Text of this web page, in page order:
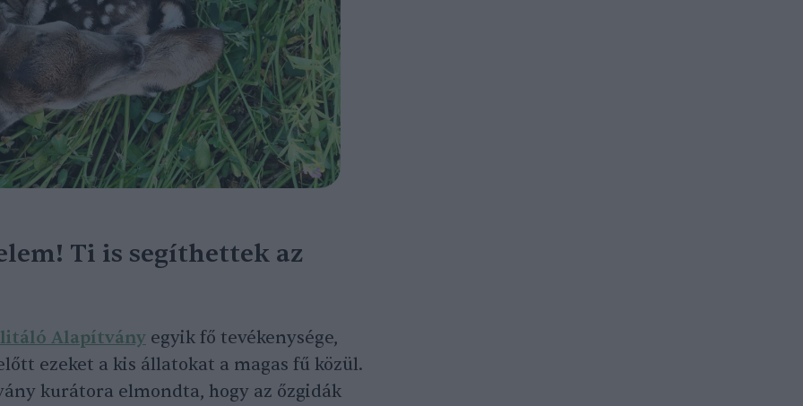
Ti is segíthettek az
Alapítvány egyik fő tevékenysége,
ezeket a kis állatokat a magas fű közül.
kurátora elmondta, hogy az őzgidák